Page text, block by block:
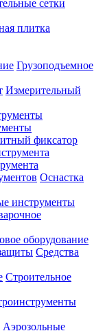
сетки
плитка
Грузоподъемное
Измерительный
фиксатор
Оснастка
инструменты
оборудование
Средства
Строительное
Аэрозольные